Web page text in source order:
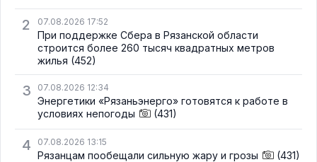
2 07.08.2026 17:52
При поддержке Сбера в Рязанской области
строится более 260 тысяч квадратных метров
жилья (452)
3 07.08.2026 12:34
Энергетики «Рязаньэнерго» готовятся к работе в
условиях непогоды
(431)
4 07.08.2026 13:15
Рязанцам пообещали сильную жару и грозы (431)